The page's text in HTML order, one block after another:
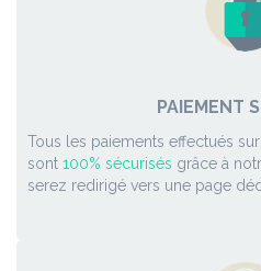
PAIEMENT
Tous les paiements effectués
sont 100% sécurisés grâce à
serez redirigé vers une page